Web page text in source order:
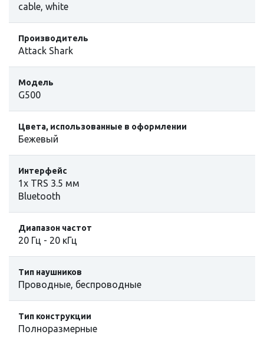
cable, white
Производитель
Attack Shark
Модель
G500
Цвета, использованные в оформлении
Бежевый
Интерфейс
1x TRS 3.5 мм
Bluetooth
Диапазон частот
20 Гц - 20 кГц
Тип наушников
Проводные, беспроводные
Тип конструкции
Полноразмерные